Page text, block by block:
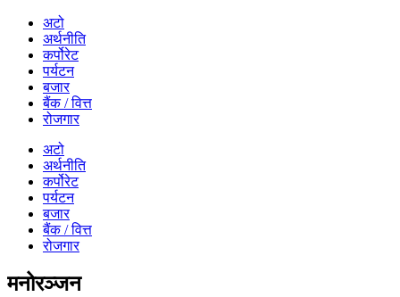
अटो
अर्थनीति
कर्पोरेट
पर्यटन
बजार
बैंक / वित्त
रोजगार
अटो
अर्थनीति
कर्पोरेट
पर्यटन
बजार
बैंक / वित्त
रोजगार
मनोरञ्जन